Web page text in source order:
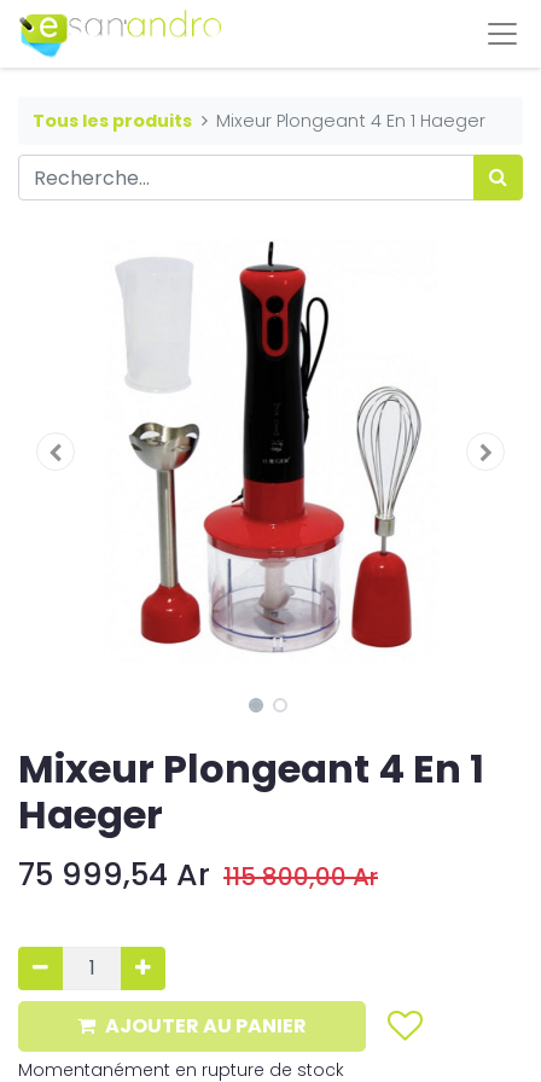
Tous les produits Mixeur Plongeant 4 En 1 Haeger
Mixeur Plongeant 4 En 1
Haeger
75 999,54 Ar 115 800,00Ar
AJOUTER AU PANIER
Momentanément en rupture de stock